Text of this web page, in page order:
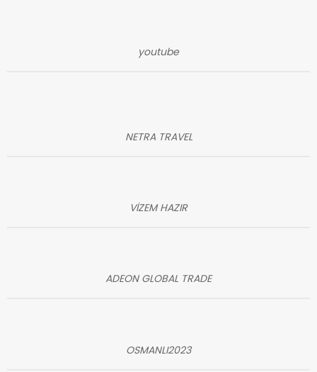
youtube
NETRA TRAVEL
VİZEM HAZIR
ADEON GLOBAL TRADE
OSMANLI2023